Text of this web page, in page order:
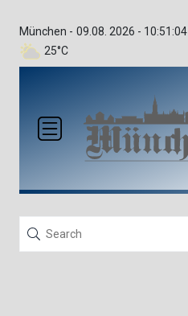
München -
25°C
09.08. 2026 - 10:51:04